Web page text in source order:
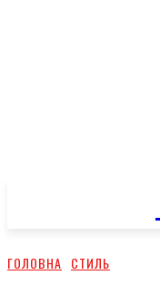
ГОЛОВНА СТИЛЬ